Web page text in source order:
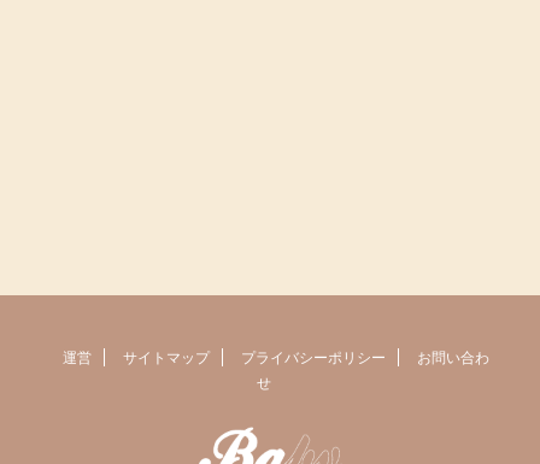
運営 サイトマップ プライバシーポリシー
お問い合わ
せ